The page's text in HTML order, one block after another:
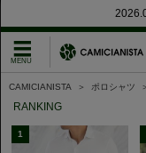
CAMICIANISTA ＞ ポロシャツ
RANKING
1